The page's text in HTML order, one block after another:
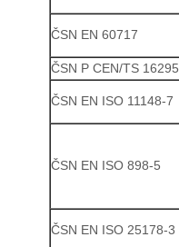
ČSN EN 60717
ČSN P CEN/TS 16295
ČSN EN ISO 11148-7
ČSN EN ISO 898-5
ČSN EN ISO 25178-3